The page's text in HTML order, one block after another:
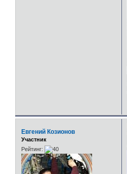
Евгений Козионов
Участник
Рейтинг: